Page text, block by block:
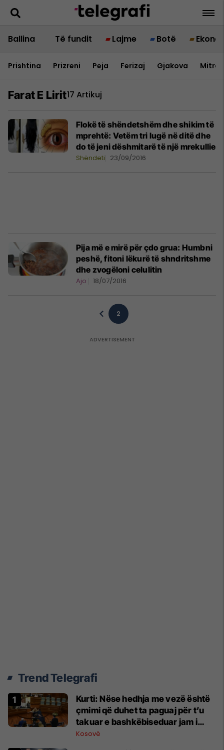
Ballina Të fundit Lajme Botë
Prishtina Prizreni Peja Ferizaj Gjakova
Farat E Lirit17 Artikuj
Flokë të shëndetshëm dhe shikim të
mprehtë: Vetëm tri lugë në ditë dhe
do të jeni dëshmitarë të një mrekullie
Shëndeti 23/09/2016
Pija më e mirë për çdo grua: Humbni
peshë, fitoni lëkurë të shndritshme
dhe zvogëloni celulitin
Ajo 18/07/2016
2
Trend Telegrafi
Kurti: Nëse hedhja me vezë është
çmimi që duhet ta paguaj për t’u
takuar e bashkëbiseduar jam i
lumtur ta bëj këtë
Kosovë